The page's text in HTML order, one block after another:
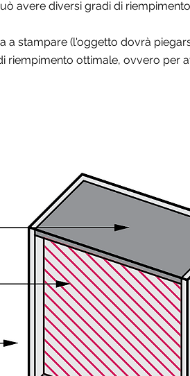
avere diversi gradi di riempimento
stampare (l'oggetto dovrà
riempimento ottimale, ovvero per